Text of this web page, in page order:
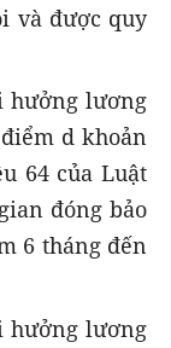
và được quy
hưởng lương
d khoản
64 của Luật
đóng bảo
6 tháng đến
hưởng lương